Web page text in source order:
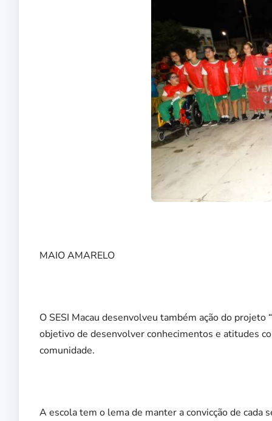
MAIO AMARELO
O SESI Macau desenvolveu também ação do
objetivo de desenvolver conhecimentos e atitudes
comunidade.
A escola tem o lema de manter a convicção de